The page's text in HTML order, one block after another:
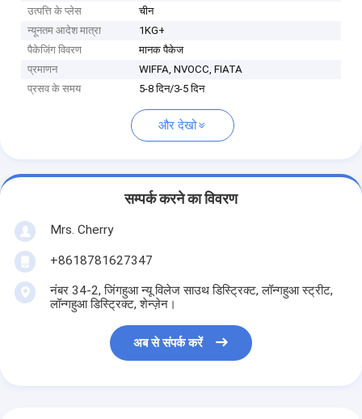
उत्पत्ति के प्लेस
चीन
न्यूनतम आदेश मात्रा
1KG+
पैकेजिंग विवरण
मानक पैकेज
प्रमाणन
WIFFA, NVOCC, FIATA
प्रसव के समय
5-8 दिन/3-5 दिन
और देखो
सम्पर्क करने का विवरण
Mrs. Cherry
+8618781627347
नंबर 34-2, जिंगहुआ न्यू विलेज साउथ डिस्ट्रिक्ट, लॉन्गहुआ स्ट्रीट,
लॉन्गहुआ डिस्ट्रिक्ट, शेन्ज़ेन।
अब से संपर्क करें